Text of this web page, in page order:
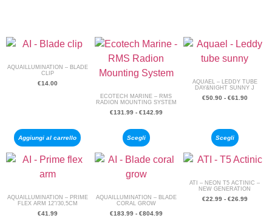
AQUAILLUMINATION – BLADE
CLIP
€14.00
Aggiungi al carrello
ECOTECH MARINE – RMS
RADION MOUNTING SYSTEM
€131.99 - €142.99
Scegli
AQUAEL – LEDDY TUBE
DAY&NIGHT SUNNY J
€50.90 - €61.90
Scegli
AQUAILLUMINATION – PRIME
FLEX ARM 12″/30,5CM
€41.99
AQUAILLUMINATION – BLADE
CORAL GROW
€183.99 - €804.99
ATI – NEON T5 ACTINIC –
NEW GENERATION
€22.99 - €26.99